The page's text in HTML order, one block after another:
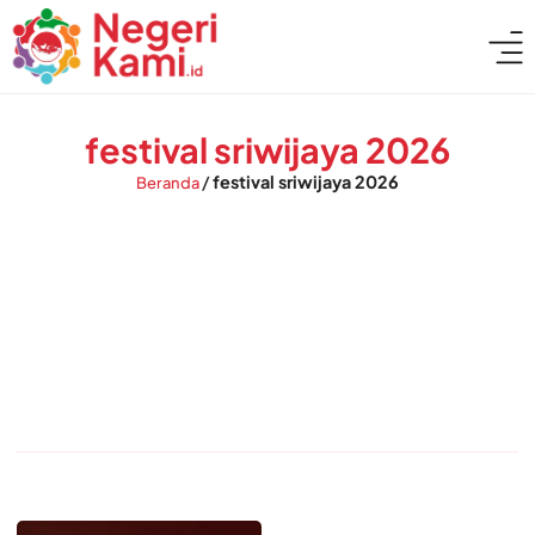
festival sriwijaya 2026
Beranda/festival sriwijaya 2026